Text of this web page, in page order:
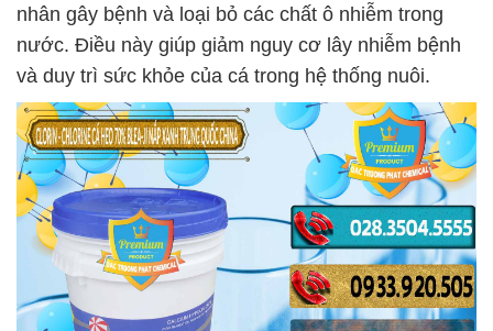
nhân gây bệnh và loại bỏ các chất ô nhiễm trong
nước. Điều này giúp giảm nguy cơ lây nhiễm bệnh
và duy trì sức khỏe của cá trong hệ thống nuôi.